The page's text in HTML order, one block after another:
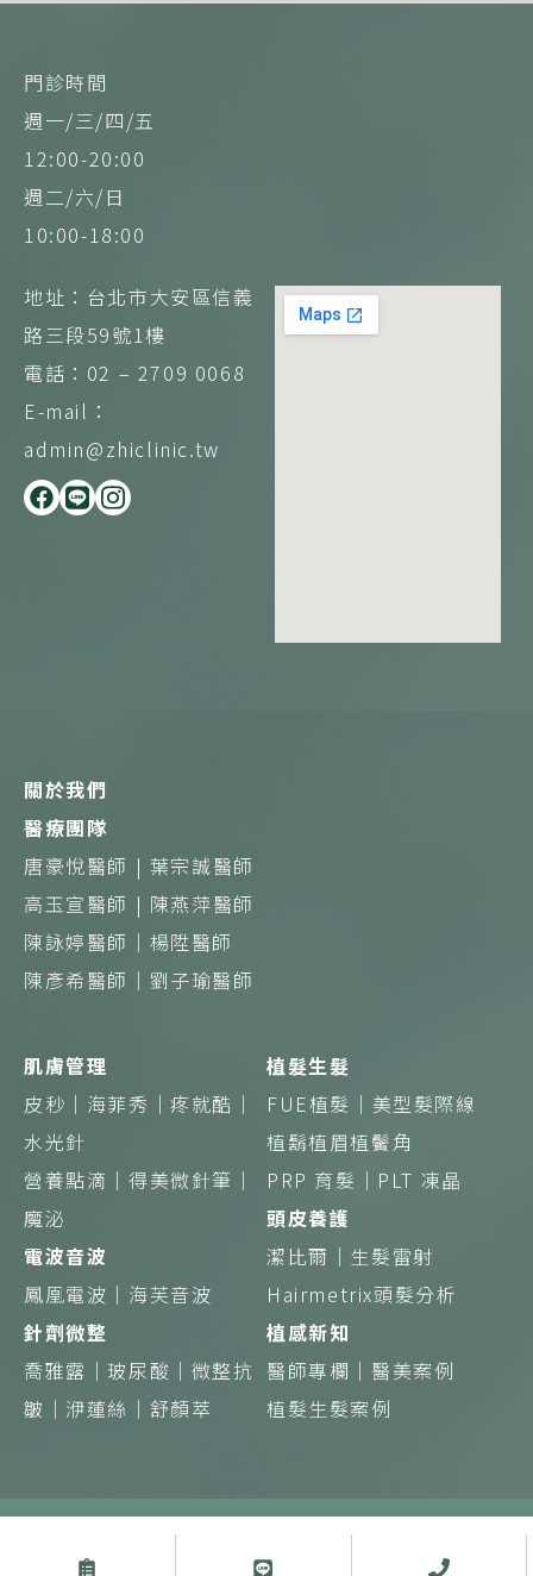
門診時間
週一/三/四/五
12:00-20:00
週二/六/日
10:00-18:00
地址：台北市大安區信義
路三段59號1樓
電話：02 – 2709 0068
E-mail：
admin@zhiclinic.tw
F
a
L
i
I
n
關於我們
醫療團隊
唐豪悅醫師 | 葉宗誠醫師
高玉宣醫師 | 陳燕萍醫師
陳詠婷醫師｜ 楊陞醫師
陳彥希醫師｜ 劉子瑜醫師
肌膚管理
皮秒｜ 海菲秀｜疼就酷｜
水光針
營養點滴｜得美微針筆｜
魔泌
電波音波
鳳凰電波｜ 海芙音波
針劑微整
喬雅露｜ 玻尿酸｜ 微整抗
皺｜洢蓮絲｜ 舒顏萃
植髮生髮
FUE植髮｜ 美型髮際線
植鬍植眉植鬢角
PRP 育髮｜ PLT 凍晶
頭皮養護
潔比爾｜ 生髮雷射
Hairmetrix頭髮分析
植感新知
醫師專欄｜ 醫美案例
植髮生髮案例
禁止任何網際網路服務業者轉錄其網路資訊之內容供人點閱。但以網
路搜尋或超連結方式，進入醫療機構之網址（域）直接點閱者，不在